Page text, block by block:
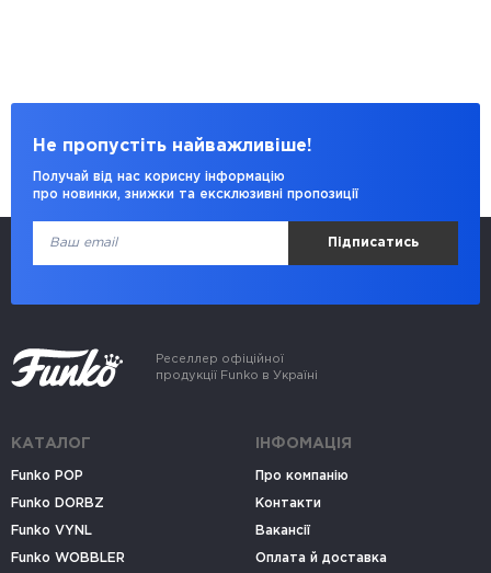
Не пропустіть найважливіше!
Получай від нас корисну інформацію
про новинки, знижки та ексклюзивні пропозиції
Підписатись
Реселлер офіційної
продукції Funko в Україні
КАТАЛОГ
Funko POP
Funko DORBZ
Funko VYNL
Funko WOBBLER
ІНФОМАЦІЯ
Про компанію
Контакти
Вакансії
Оплата й доставка